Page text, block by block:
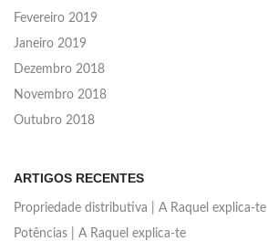
Fevereiro 2019
Janeiro 2019
Dezembro 2018
Novembro 2018
Outubro 2018
ARTIGOS RECENTES
Propriedade distributiva | A Raquel explica-te
Potências | A Raquel explica-te